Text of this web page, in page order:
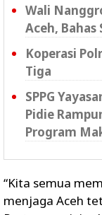
Wali
Aceh,
Koperasi
Tiga
SPPG
Pidie
Program
“Kita semua
menjaga Aceh